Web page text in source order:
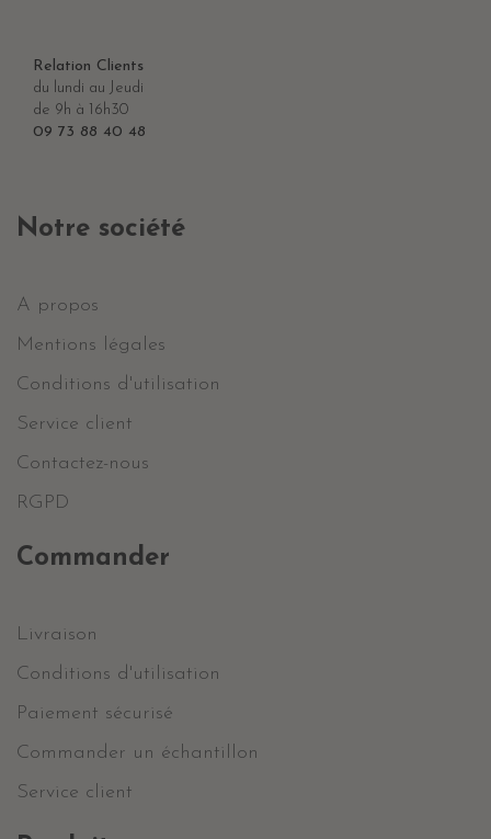
Relation Clients
du lundi au Jeudi
de 9h à 16h30
09 73 88 40 48
Notre société
A propos
Mentions légales
Conditions d'utilisation
Service client
Contactez-nous
RGPD
Commander
Livraison
Conditions d'utilisation
Paiement sécurisé
Commander un échantillon
Service client